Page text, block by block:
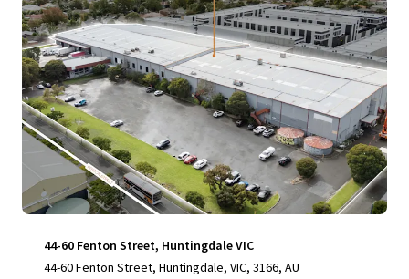
44-60 Fenton Street, Huntingdale VIC
44-60 Fenton Street, Huntingdale, VIC, 3166, AU